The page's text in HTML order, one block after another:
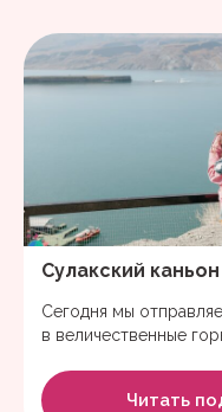
Сулакский каньон
Сегодня мы
в величественные
Читать